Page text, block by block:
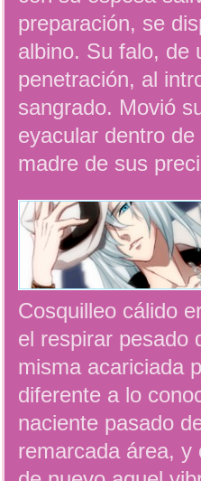
preparación, se
albino. Su falo, de
penetración, al
sangrado. Movió
eyacular dentro
madre de sus
Cosquilleo cálido
el respirar pesado
misma acariciada
diferente a lo
naciente pasado
remarcada área,